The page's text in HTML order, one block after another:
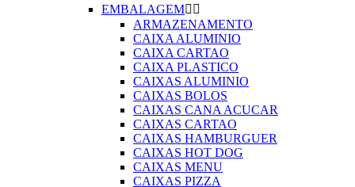
EMBALAGEM 
ARMAZENAMENTO
CAIXA ALUMINIO
CAIXA CARTAO
CAIXA PLASTICO
CAIXAS ALUMINIO
CAIXAS BOLOS
CAIXAS CANA ACUCAR
CAIXAS CARTAO
CAIXAS HAMBURGUER
CAIXAS HOT DOG
CAIXAS MENU
CAIXAS PIZZA